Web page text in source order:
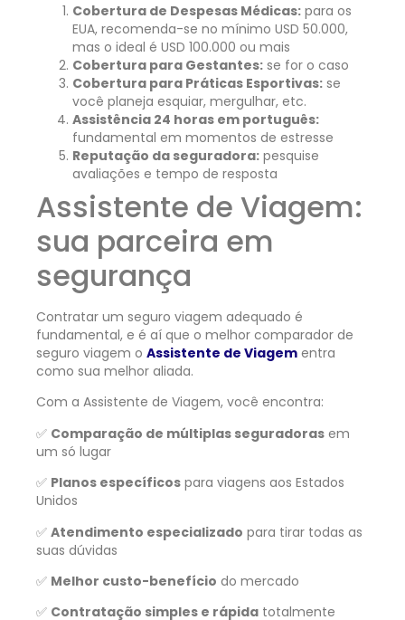
Cobertura de Despesas Médicas: para os
EUA, recomenda-se no mínimo USD 50.000,
mas o ideal é USD 100.000 ou mais
Cobertura para Gestantes: se for o caso
Cobertura para Práticas Esportivas: se
você planeja esquiar, mergulhar, etc.
Assistência 24 horas em português:
fundamental em momentos de estresse
Reputação da seguradora: pesquise
avaliações e tempo de resposta
Assistente de Viagem:
sua parceira em
segurança
Contratar um seguro viagem adequado é
fundamental, e é aí que o melhor comparador de
seguro viagem o Assistente de Viagem entra
como sua melhor aliada.
Com a Assistente de Viagem, você encontra:
✅ Comparação de múltiplas seguradoras em
um só lugar
✅ Planos específicos para viagens aos Estados
Unidos
✅ Atendimento especializado para tirar todas as
suas dúvidas
✅ Melhor custo-benefício do mercado
✅ Contratação simples e rápida totalmente